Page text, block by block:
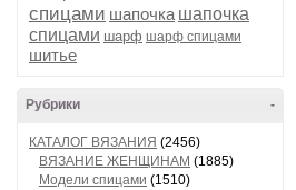
спицами шапочка шапочка
спицами шарф шарф спицами
шитье
-
Рубрики
КАТАЛОГ ВЯЗАНИЯ (2456)
ВЯЗАНИЕ ЖЕНЩИНАМ (1885)
Модели спицами (1510)